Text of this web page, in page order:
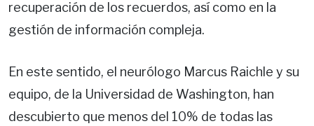
recuperación de los recuerdos, así como en la
gestión de información compleja.
En este sentido, el neurólogo Marcus Raichle y su
equipo, de la Universidad de Washington, han
descubierto que menos del 10% de todas las